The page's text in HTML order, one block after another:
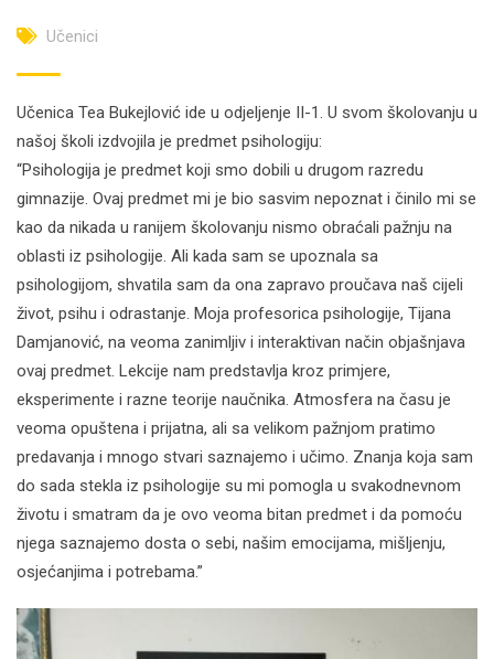
Učenici
Učenica Tea Bukejlović ide u odjeljenje II-1. U svom školovanju u
našoj školi izdvojila je predmet psihologiju:
“Psihologija je predmet koji smo dobili u drugom razredu
gimnazije. Ovaj predmet mi je bio sasvim nepoznat i činilo mi se
kao da nikada u ranijem školovanju nismo obraćali pažnju na
oblasti iz psihologije. Ali kada sam se upoznala sa
psihologijom, shvatila sam da ona zapravo proučava naš cijeli
život, psihu i odrastanje. Moja profesorica psihologije, Tijana
Damjanović, na veoma zanimljiv i interaktivan način objašnjava
ovaj predmet. Lekcije nam predstavlja kroz primjere,
eksperimente i razne teorije naučnika. Atmosfera na času je
veoma opuštena i prijatna, ali sa velikom pažnjom pratimo
predavanja i mnogo stvari saznajemo i učimo. Znanja koja sam
do sada stekla iz psihologije su mi pomogla u svakodnevnom
životu i smatram da je ovo veoma bitan predmet i da pomoću
njega saznajemo dosta o sebi, našim emocijama, mišljenju,
osjećanjima i potrebama.”